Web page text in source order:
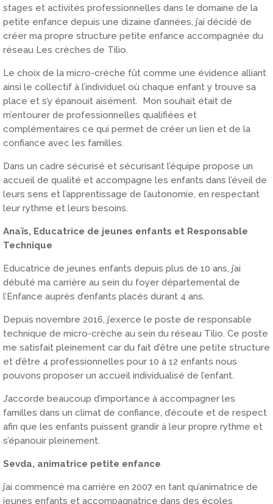
stages et activités professionnelles dans le domaine de la
petite enfance depuis une dizaine d’années, j’ai décidé de
créer ma propre structure petite enfance accompagnée du
réseau Les crèches de Tilio.
Le choix de la micro-crèche fût comme une évidence alliant
ainsi le collectif à l’individuel où chaque enfant y trouve sa
place et s’y épanouit aisément. Mon souhait était de
m’entourer de professionnelles qualifiées et
complémentaires ce qui permet de créer un lien et de la
confiance avec les familles.
Dans un cadre sécurisé et sécurisant l’équipe propose un
accueil de qualité et accompagne les enfants dans l’éveil de
leurs sens et l’apprentissage de l’autonomie, en respectant
leur rythme et leurs besoins.
Anaïs, Educatrice de jeunes enfants et Responsable
Technique
Educatrice de jeunes enfants depuis plus de 10 ans, j’ai
débuté ma carrière au sein du foyer départemental de
l’Enfance auprès d’enfants placés durant 4 ans.
Depuis novembre 2016, j’exerce le poste de responsable
technique de micro-crèche au sein du réseau Tilio. Ce poste
me satisfait pleinement car du fait d’être une petite structure
et d’être 4 professionnelles pour 10 à 12 enfants nous
pouvons proposer un accueil individualisé de l’enfant.
J’accorde beaucoup d’importance à accompagner les
familles dans un climat de confiance, d’écoute et de respect
afin que les enfants puissent grandir à leur propre rythme et
s’épanouir pleinement.
Sevda, animatrice petite enfance
j’ai commencé ma carrière en 2007 en tant qu’animatrice de
jeunes enfants et accompagnatrice dans des écoles